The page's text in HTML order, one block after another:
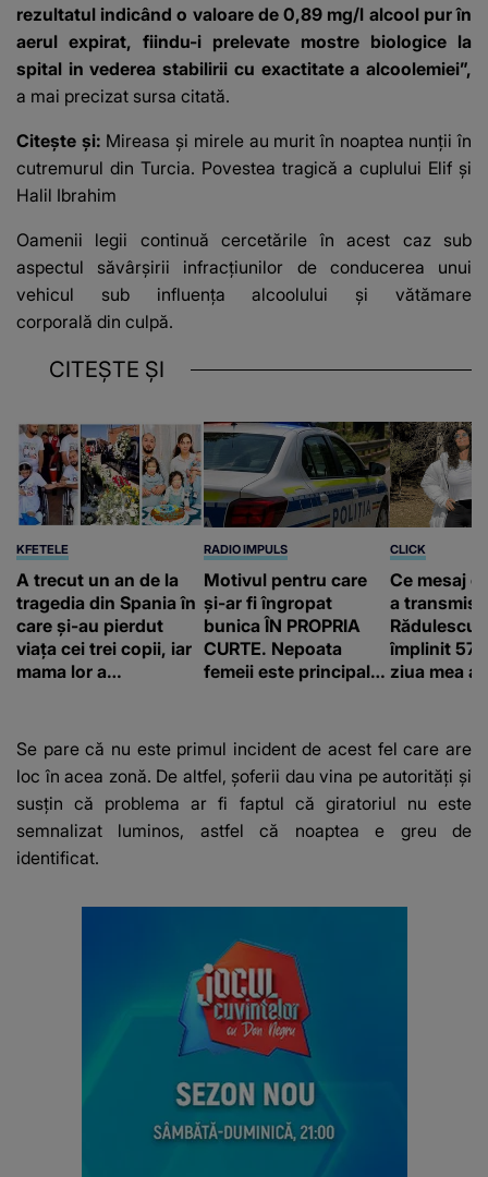
rezultatul indicând o valoare de 0,89 mg/l alcool pur în
aerul expirat, fiindu-i prelevate mostre biologice la
spital in vederea stabilirii cu exactitate a alcoolemiei”,
a mai precizat sursa citată.
Citește și: Mireasa și mirele au murit în noaptea nunții în
cutremurul din Turcia. Povestea tragică a cuplului Elif și
Halil Ibrahim
Oamenii legii continuă cercetările în acest caz sub
aspectul săvârșirii infracțiunilor de conducerea unui
vehicul sub influența alcoolului și vătămare
corporală din culpă.
CITEȘTE ȘI
KFETELE
A trecut un an de la
tragedia din Spania în
care și-au pierdut
viața cei trei copii, iar
mama lor a…
RADIO IMPULS
Motivul pentru care
și-ar fi îngropat
bunica ÎN PROPRIA
CURTE. Nepoata
femeii este principalul
DESCOPERIT DE
ANCHETATORI a șocat
localnicii
CLICK
Ce mesaj
a transmis
Rădulescu
împlinit 57
ziua mea
Se pare că nu este primul incident de acest fel care are
loc în acea zonă. De altfel, şoferii dau vina pe autorităţi şi
susțin că problema ar fi faptul că giratoriul nu este
semnalizat luminos, astfel că noaptea e greu de
identificat.